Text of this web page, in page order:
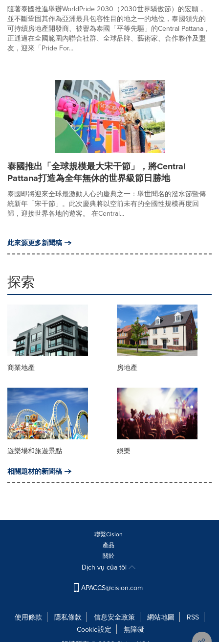
隨著泰國推進舉辦WorldPride 2030（2030世界驕傲節）的宏願，
並不斷鞏固其作為亞洲最具包容性目的地之一的地位，泰國領先的
可持續房地產開發商、被譽為泰國「平等先驅」的Central Pattana，
正通過在全國範圍內聯合社群、全球品牌、藝術家、合作夥伴及盟
友，迎來「Pride For...
泰國推出「全球規模最大宋干節」，將Central
Pattana打造為全年無休的世界級節日勝地
泰國即將迎來全球最激動人心的慶典之一：舉世聞名的潑水節暨傳
統新年「宋干節」。此次慶典將以空前未有的全國性規模再度回
歸，迎接世界各地的遊客。 在Central...
此來源更多新聞稿
探索
商業地產 房地產
遊樂場和旅遊景點 娛樂
相關題材的新聞稿
聯繫Cision
產品
關於
Dịch vụ của tôi
APACCS@cision.com
使用條款 隱私條款 信息安全政策 網站地圖
RSS
Cookie設定
無障礙